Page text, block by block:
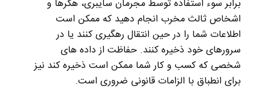
برابر سوء استفاده توسط مجرمان سایبری، هکرها و
اشخاص ثالث مخرب انجام دهید که ممکن است
اطلاعات شما را در حین انتقال رهگیری کنند یا در
سرورهای خود ذخیره کنند. حفاظت از داده های
شخصی که کسب و کار شما ممکن است ذخیره کند نیز
برای انطباق با الزامات قانونی ضروری است.